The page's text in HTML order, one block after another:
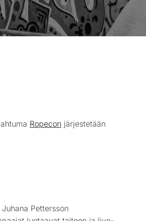
Ropecon järjestetään
Pettersson